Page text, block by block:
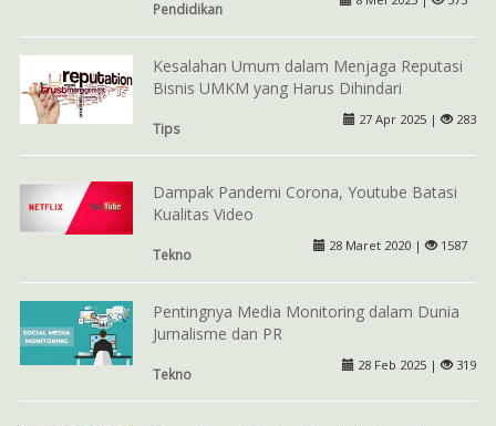
Pendidikan
Kesalahan Umum dalam Menjaga Reputasi
Bisnis UMKM yang Harus Dihindari
Tips
27 Apr 2025 | 283
Dampak Pandemi Corona, Youtube Batasi
Kualitas Video
Tekno
28 Maret 2020 | 1587
Pentingnya Media Monitoring dalam Dunia
Jurnalisme dan PR
Tekno
28 Feb 2025 | 319